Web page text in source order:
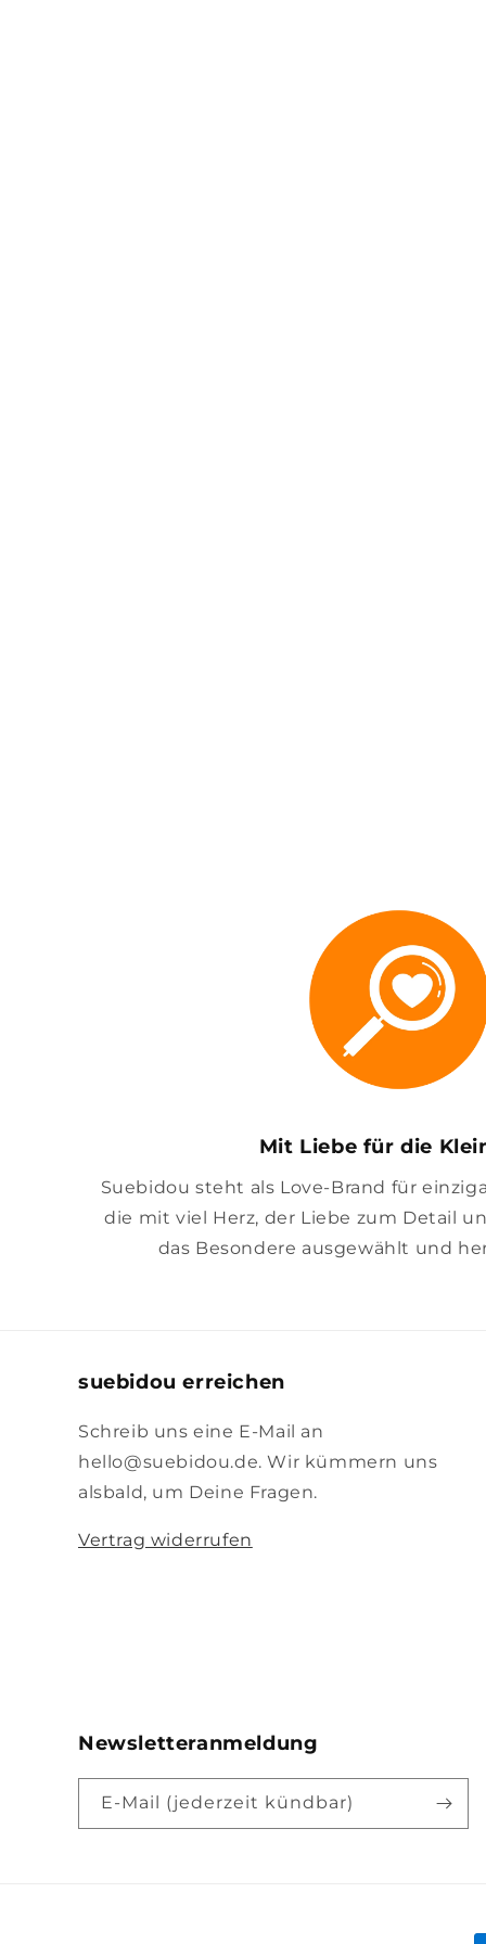
Mit Liebe für die
Suebidou steht als Love-Brand für
die mit viel Herz, der Liebe zum Detail
das Besondere ausgewählt und
suebidou erreichen
Schreib uns eine E-Mail an
hello@suebidou.de. Wir kümmern uns
alsbald, um Deine Fragen.
Vertrag widerrufen
Newsletteranmeldung
E-Mail (jederzeit kündbar)